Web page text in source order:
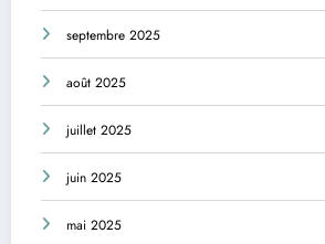
septembre 2025
août 2025
juillet 2025
juin 2025
mai 2025